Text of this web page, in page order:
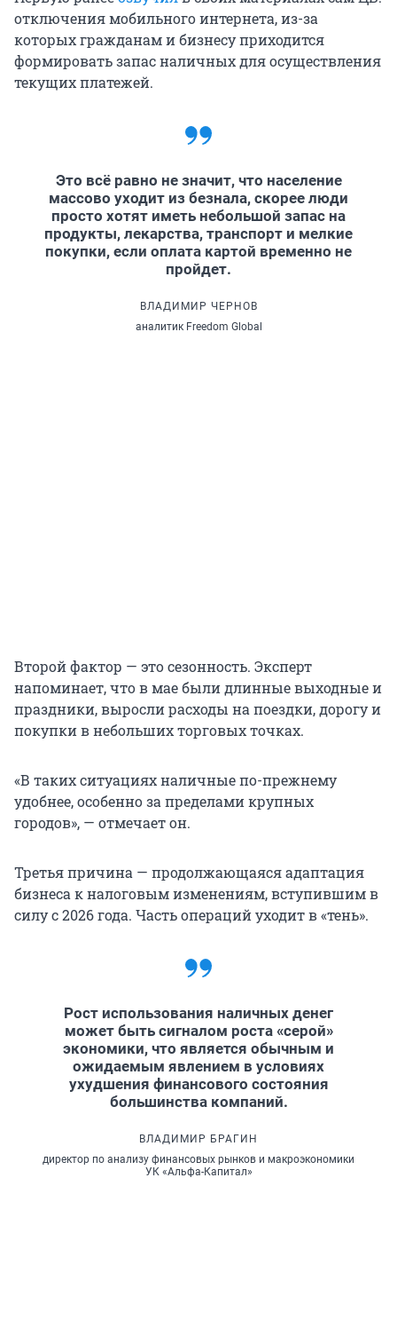
отключения мобильного интернета, из-за
которых гражданам и бизнесу приходится
формировать запас наличных для осуществления
текущих платежей.
Это всё равно не значит, что население
массово уходит из безнала, скорее люди
просто хотят иметь небольшой запас на
продукты, лекарства, транспорт и мелкие
покупки, если оплата картой временно не
пройдет.
ВЛАДИМИР ЧЕРНОВ
аналитик Freedom Global
Второй фактор — это сезонность. Эксперт
напоминает, что в мае были длинные выходные и
праздники, выросли расходы на поездки, дорогу и
покупки в небольших торговых точках.
«В таких ситуациях наличные по-прежнему
удобнее, особенно за пределами крупных
городов», — отмечает он.
Третья причина — продолжающаяся адаптация
бизнеса к налоговым изменениям, вступившим в
силу с 2026 года. Часть операций уходит в «тень».
Рост использования наличных денег
может быть сигналом роста «серой»
экономики, что является обычным и
ожидаемым явлением в условиях
ухудшения финансового состояния
большинства компаний.
ВЛАДИМИР БРАГИН
директор по анализу финансовых рынков и макроэкономики
УК «Альфа-Капитал»